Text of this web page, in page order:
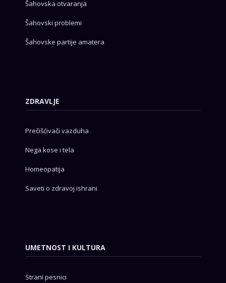
Šahovska otvaranja
Šahovski problemi
Šahovske partije amatera
ZDRAVLJE
Prečišćivači vazduha
Nega kose i tela
Homeopatija
Saveti o zdravoj ishrani
UMETNOST I KULTURA
Strani pesnici